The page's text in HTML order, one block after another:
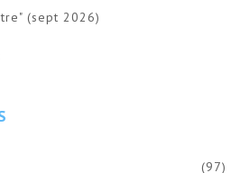
(sept 2026)
(97)